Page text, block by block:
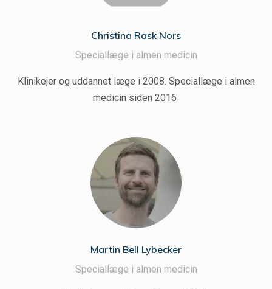
Christina Rask Nors
Speciallæge i almen medicin
Klinikejer og uddannet læge i 2008. Speciallæge i almen
medicin siden 2016
Martin Bell Lybecker
Speciallæge i almen medicin